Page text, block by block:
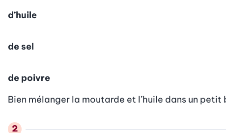
d’huile
de sel
de poivre
Bien mélanger la moutarde et l’huile dans un